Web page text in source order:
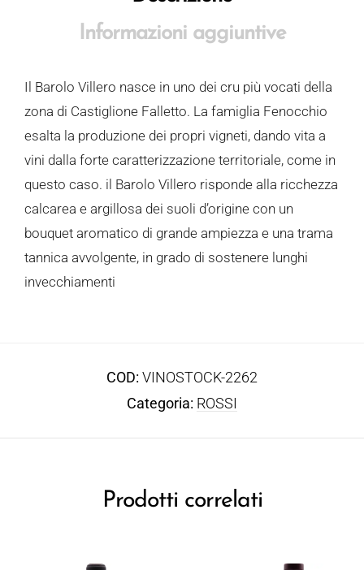
Informazioni aggiuntive
Il Barolo Villero nasce in uno dei cru più vocati della
zona di Castiglione Falletto. La famiglia Fenocchio
esalta la produzione dei propri vigneti, dando vita a
vini dalla forte caratterizzazione territoriale, come in
questo caso. il Barolo Villero risponde alla ricchezza
calcarea e argillosa dei suoli d’origine con un
bouquet aromatico di grande ampiezza e una trama
tannica avvolgente, in grado di sostenere lunghi
invecchiamenti
COD: VINOSTOCK-2262
Categoria: ROSSI
Prodotti correlati